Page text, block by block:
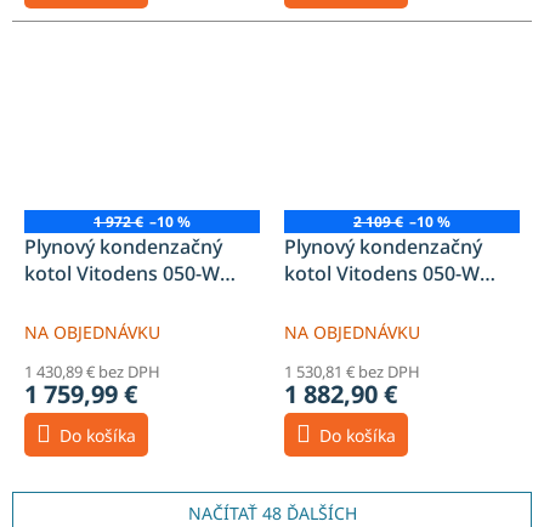
1 972 € –10 %
Plynový kondenzačný
kotol Vitodens 050-W
NA OBJEDNÁVKU
1 430,89 € bez DPH
1 759,99 €
Do košíka
2 109 € –10 %
Plynový kondenzačný
kotol Vitodens 050-W
NA OBJEDNÁVKU
1 530,81 € bez DPH
1 882,90 €
Do košíka
NAČÍTAŤ 48 ĎALŠÍCH